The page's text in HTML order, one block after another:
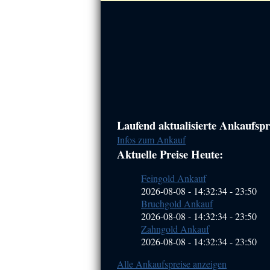
Haupt-
Sidebar
(Primary)
Laufend aktualisierte
Infos zum Ankauf
Aktuelle Preise Heute:
Feingold Ankauf
2026-08-08 - 14:32:34-23:50
Bruchgold Ankauf
2026-08-08 - 14:32:34-23:50
Zahngold Ankauf
2026-08-08 - 14:32:34-23:50
Alle Ankaufspreise anzeigen